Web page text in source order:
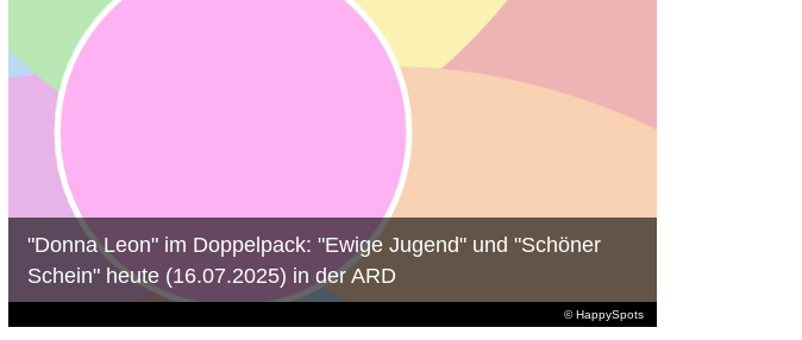
© HappySpots
"Donna Leon" im Doppelpack: "Ewige Jugend" und "Schöner
Schein" heute (16.07.2025) in der ARD